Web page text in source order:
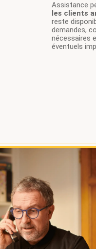
Assistance
les clients
reste
demandes,
nécessaires
éventuels